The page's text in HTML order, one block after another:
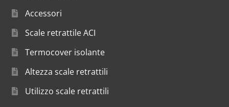
Accessori
Scale retrattile ACI
Termocover isolante
Altezza scale retrattili
Utilizzo scale retrattili